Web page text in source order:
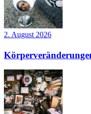
2. August 2026